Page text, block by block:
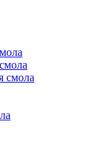
смола